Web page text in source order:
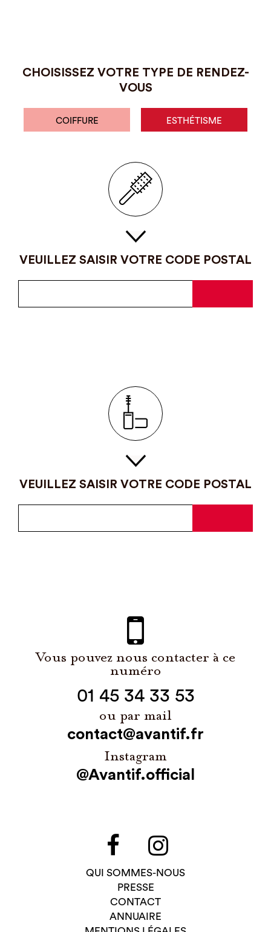
CHOISISSEZ VOTRE TYPE DE RENDEZ-
VOUS
COIFFURE ESTHÉTISME
VEUILLEZ SAISIR VOTRE CODE POSTAL
VEUILLEZ SAISIR VOTRE CODE POSTAL
Vous pouvez nous contacter à ce
numéro
01 45 34 33 53
ou par mail
contact@avantif.fr
Instagram
@Avantif.official
QUI SOMMES-NOUS
PRESSE
CONTACT
ANNUAIRE